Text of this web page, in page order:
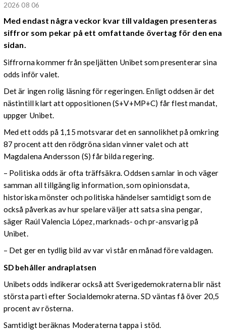
2026 08 06
Med endast några veckor kvar till valdagen presenteras
siffror som pekar på ett omfattande övertag för den ena
sidan.
Siffrorna kommer från speljätten Unibet som presenterar sina
odds inför valet.
Det är ingen rolig läsning för regeringen. Enligt oddsen är det
nästintill klart att oppositionen (S+V+MP+C) får flest mandat,
uppger Unibet.
Med ett odds på 1,15 motsvarar det en sannolikhet på omkring
87 procent att den rödgröna sidan vinner valet och att
Magdalena Andersson (S) får bilda regering.
– Politiska odds är ofta träffsäkra. Oddsen samlar in och väger
samman all tillgänglig information, som opinionsdata,
historiska mönster och politiska händelser samtidigt som de
också påverkas av hur spelare väljer att satsa sina pengar,
säger Raúl Valencia López, marknads- och pr-ansvarig på
Unibet.
– Det ger en tydlig bild av var vi står en månad före valdagen.
SD behåller andraplatsen
Unibets odds indikerar också att Sverigedemokraterna blir näst
största parti efter Socialdemokraterna. SD väntas få över 20,5
procent av rösterna.
Samtidigt beräknas Moderaterna tappa i stöd.